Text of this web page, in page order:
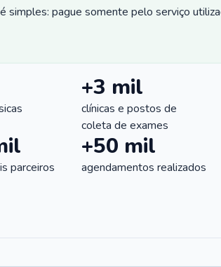
simples: pague somente pelo serviço
+3 mil
clínicas e postos de
coleta de exames
parceiros
+50 mil
agendamentos realizados